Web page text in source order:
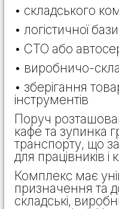
• складського
• логістичної бази
• СТО або
• виробничо-
• зберігання
інструментів
Поруч
кафе та зупинка
транспорту, що
для працівників і
Комплекс має
призначення та
складські,